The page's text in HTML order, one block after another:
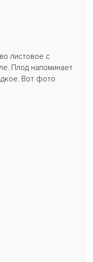
листовое с
Плод напоминает
Вот фото